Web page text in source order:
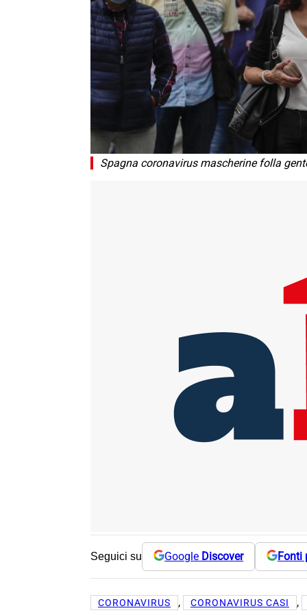
Spagna coronavirus mascherine folla
Seguici su Google Discover Fonti
CORONAVIRUS , CORONAVIRUS CASI ,